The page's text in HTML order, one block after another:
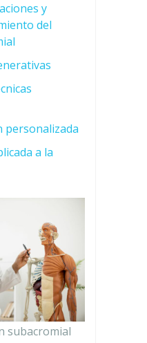
y
del
personalizada
a la
subacromial